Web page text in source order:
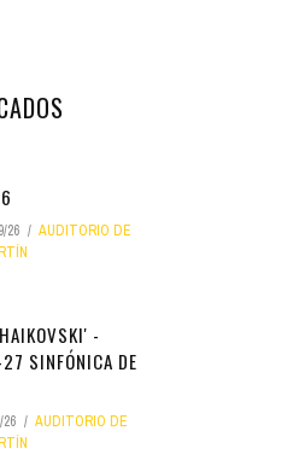
26
AUDITORIO DE
-
SINFÓNICA DE
AUDITORIO DE